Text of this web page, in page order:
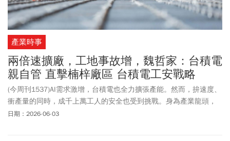
產業時事
兩倍速擴廠，工地事故增，魏哲家：台積電
親自管 直擊楠梓廠區 台積電工安戰略
(今周刊1537)AI需求激增，台積電也全力擴張產能。然而，拚速度、
衝產量的同時，成千上萬工人的安全也受到挑戰。身為產業龍頭，
此時，台積電已不再能只當高科技業主，更必須跳到營造業，親自
日期：2026-06-03